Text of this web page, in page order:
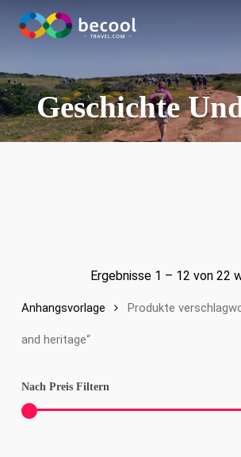
Hauptinhalt
springen
Geschichte
Ergebnisse 1 – 12 von 22
Anhangsvorlage Produkte
and heritage“
Nach Preis Filtern